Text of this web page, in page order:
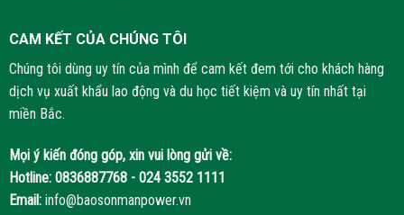
CAM KẾT CỦA CHÚNG TÔI
Chúng tôi dùng uy tín của mình để cam kết đem tới cho khách hàng
dịch vụ xuất khẩu lao động và du học tiết kiệm và uy tín nhất tại
miền Bắc.
Mọi ý kiến đóng góp, xin vui lòng gửi về:
Hotline: 0836887768 - 024 3552 1111
Email: info@baosonmanpower.vn